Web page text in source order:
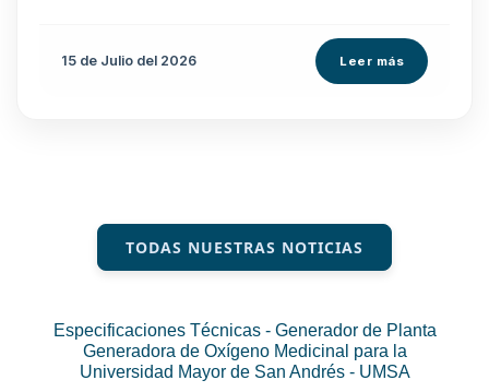
15 de Julio del 2026 Leer más
TODAS NUESTRAS NOTICIAS
Especificaciones Técnicas - Generador de Planta
Generadora de Oxígeno Medicinal para la
Universidad Mayor de San Andrés - UMSA